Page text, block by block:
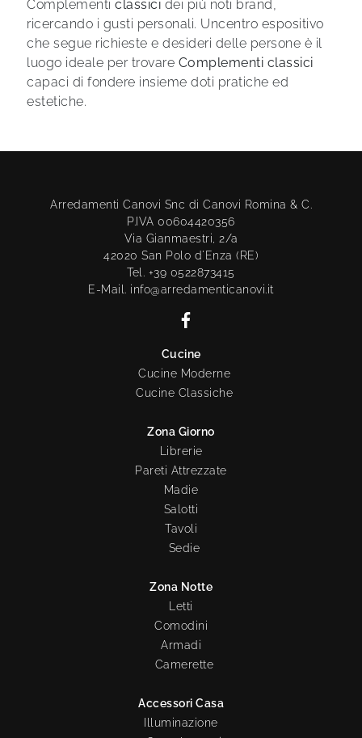
Complementiclassici dei più noti brand,
ricercando i gusti personali. Uncentro espositivo
che segue richieste e desideri delle persone è il
luogo ideale per trovare Complementi classici
capaci di fondere insieme doti pratiche ed
estetiche.
Arredamenti Canovi Snc di Canovi Romina & C.
P.IVA 00604420356
Via Gianmaestri, 2/a
42020 San Polo d'Enza (RE)
Tel. +39 0522873415
E-Mail. info@arredamenticanovi.it
Cucine
Cucine Moderne
Cucine Classiche
Zona Giorno
Librerie
Pareti Attrezzate
Madie
Salotti
Tavoli
Sedie
Zona Notte
Letti
Comodini
Armadi
Camerette
Accessori Casa
Illuminazione